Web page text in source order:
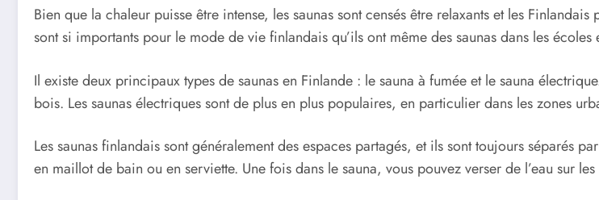
Bien que la chaleur puisse être intense, les saunas sont censés être relaxants et les
sont si importants pour le mode de vie finlandais qu’ils ont même des saunas dans les
Il existe deux principaux types de saunas en Finlande : le sauna à fumée et le sauna
bois. Les saunas électriques sont de plus en plus populaires, en particulier dans les zones
Les saunas finlandais sont généralement des espaces partagés, et ils sont toujours séparés
en maillot de bain ou en serviette. Une fois dans le sauna, vous pouvez verser de l’eau sur